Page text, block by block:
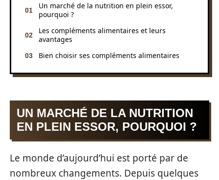
Un marché de la nutrition en plein essor,
pourquoi ?
Les compléments alimentaires et leurs
avantages
Bien choisir ses compléments alimentaires
UN MARCHÉ DE LA NUTRITION
EN PLEIN ESSOR, POURQUOI ?
Le monde d’aujourd’hui est porté par de
nombreux changements. Depuis quelques